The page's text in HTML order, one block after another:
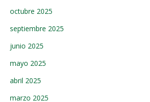
octubre 2025
septiembre 2025
junio 2025
mayo 2025
abril 2025
marzo 2025